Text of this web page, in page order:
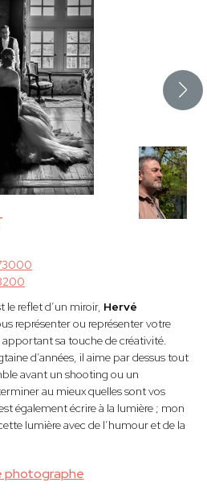
photographe
le reflet d’un miroir, Hervé
représenter ou représenter votre
sa touche de créativité.
d’années, il aime par dessus tout
avant un shooting ou un
au mieux quelles sont vos
également écrire à la lumière ; mon
lumière avec de l’humour et de la